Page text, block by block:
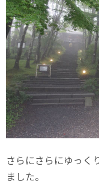
さらにさらにゆっく
ました。